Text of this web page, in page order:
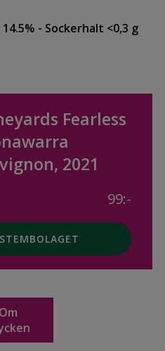
14.5% - Sockerhalt <0,3 g
Fearless
2021
99:-
Om